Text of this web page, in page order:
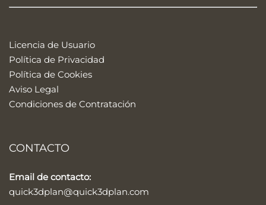
Licencia de Usuario
Política de Privacidad
Política de Cookies
Aviso Legal
Condiciones de Contratación
CONTACTO
Email de contacto:
quick3dplan@quick3dplan.com